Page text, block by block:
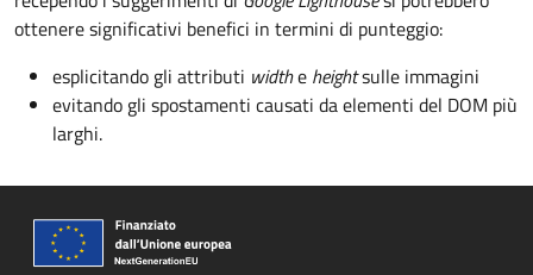
ottenere significativi benefici in termini di punteggio:
esplicitando gli attributi widthe heightsulle immagini
evitando gli spostamenti causati da elementi del DOM più
larghi.